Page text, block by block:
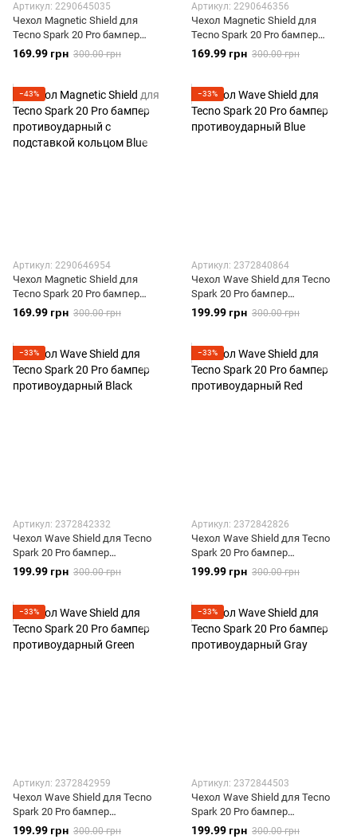
Артикул: 2290645035
Чехол Magnetic Shield для
Tecno Spark 20 Pro бампер
противоударный с подставкой
кольцом Black
169.99 грн 300.00 грн
Артикул: 2290646356
Чехол Magnetic Shield для
Tecno Spark 20 Pro бампер
противоударный с подставкой
кольцом Red
169.99 грн 300.00 грн
−43%
Артикул: 2290646954
Чехол Magnetic Shield для
Tecno Spark 20 Pro бампер
противоударный с подставкой
кольцом Blue
169.99 грн 300.00 грн
−33%
Артикул: 2372840864
Чехол Wave Shield для Tecno
Spark 20 Pro бампер
противоударный Blue
199.99 грн 300.00 грн
−33%
Артикул: 2372842332
Чехол Wave Shield для Tecno
Spark 20 Pro бампер
противоударный Black
199.99 грн 300.00 грн
−33%
Артикул: 2372842826
Чехол Wave Shield для Tecno
Spark 20 Pro бампер
противоударный Red
199.99 грн 300.00 грн
−33%
Артикул: 2372842959
Чехол Wave Shield для Tecno
Spark 20 Pro бампер
противоударный Green
199.99 грн 300.00 грн
−33%
Артикул: 2372844503
Чехол Wave Shield для Tecno
Spark 20 Pro бампер
противоударный Gray
199.99 грн 300.00 грн